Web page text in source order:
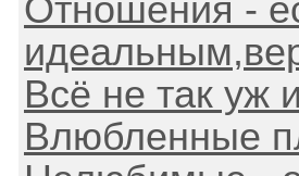
Отношения -
Всё не так уж
Влюбленные